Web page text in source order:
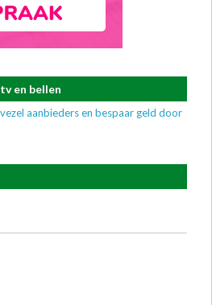
en bellen
aanbieders en bespaar geld door